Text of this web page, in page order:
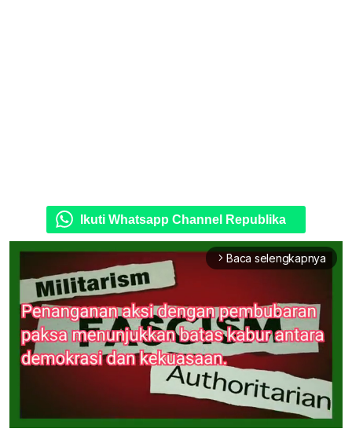
Ikuti Whatsapp Channel Republika
arrow_forward_ios Baca selengkapnya